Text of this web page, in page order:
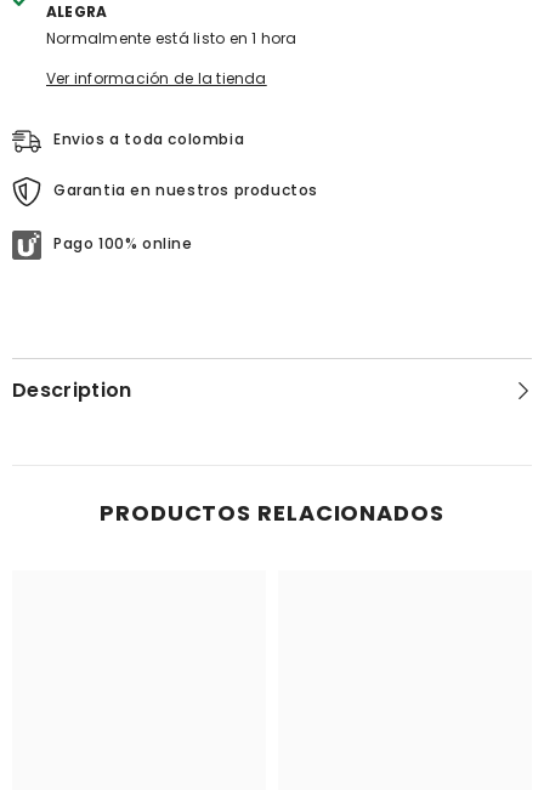
ALEGRA
Normalmente está listo en 1 hora
Ver información de la tienda
Envios a toda colombia
Garantia en nuestros productos
Pago 100% online
Description
PRODUCTOS RELACIONADOS